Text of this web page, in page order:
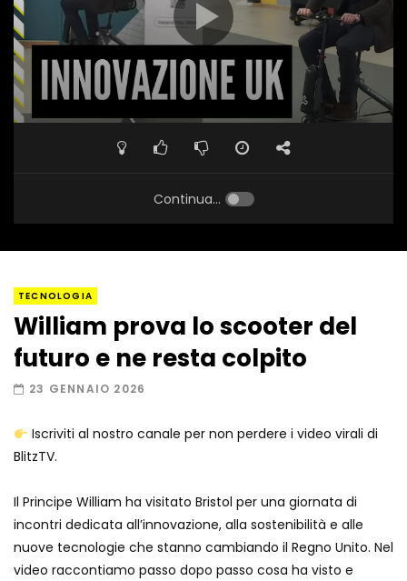
Continua...
TECNOLOGIA
William prova lo scooter del
futuro e ne resta colpito
23 GENNAIO 2026
Iscriviti al nostro canale per non perdere i video virali di
BlitzTV.
Il Principe William ha visitato Bristol per una giornata di
incontri dedicata all’innovazione, alla sostenibilità e alle
nuove tecnologie che stanno cambiando il Regno Unito. Nel
video raccontiamo passo dopo passo cosa ha visto e